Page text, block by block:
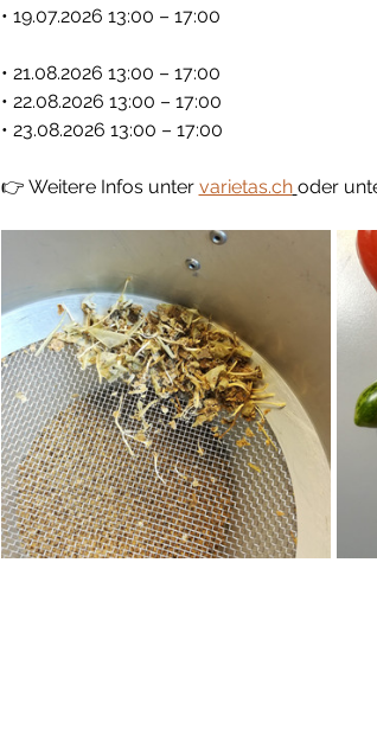
• 19.07.2026 13:00 – 17:00
• 21.08.2026 13:00 – 17:00
• 22.08.2026 13:00 – 17:00
• 23.08.2026 13:00 – 17:00
👉 Weitere Infos unter varietas.ch oder